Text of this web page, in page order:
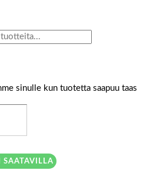
sinulle kun tuotetta saapuu taas
SAATAVILLA